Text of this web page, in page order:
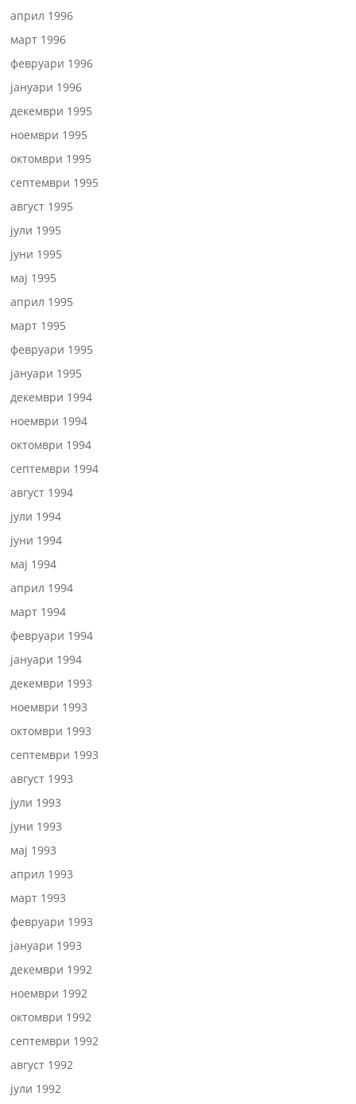
април 1996
март 1996
февруари 1996
јануари 1996
декември 1995
ноември 1995
октомври 1995
септември 1995
август 1995
јули 1995
јуни 1995
мај 1995
април 1995
март 1995
февруари 1995
јануари 1995
декември 1994
ноември 1994
октомври 1994
септември 1994
август 1994
јули 1994
јуни 1994
мај 1994
април 1994
март 1994
февруари 1994
јануари 1994
декември 1993
ноември 1993
октомври 1993
септември 1993
август 1993
јули 1993
јуни 1993
мај 1993
април 1993
март 1993
февруари 1993
јануари 1993
декември 1992
ноември 1992
октомври 1992
септември 1992
август 1992
јули 1992